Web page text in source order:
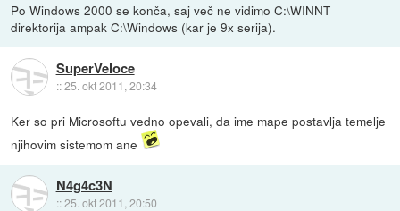
Po Windows 2000 se konča, saj več ne vidimo C:\WINNT
direktorija ampak C:\Windows (kar je 9x serija).
SuperVeloce
::25. okt 2011, 20:34
Ker so pri Microsoftu vedno opevali, da ime mape postavlja temelje
njihovim sistemom ane
N4g4c3N
::25. okt 2011, 20:50